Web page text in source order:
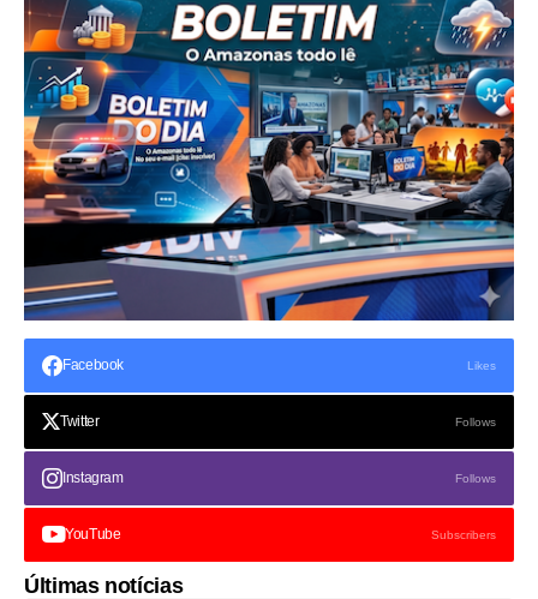
Facebook Likes
Twitter Follows
Instagram Follows
YouTube Subscribers
Últimas notícias